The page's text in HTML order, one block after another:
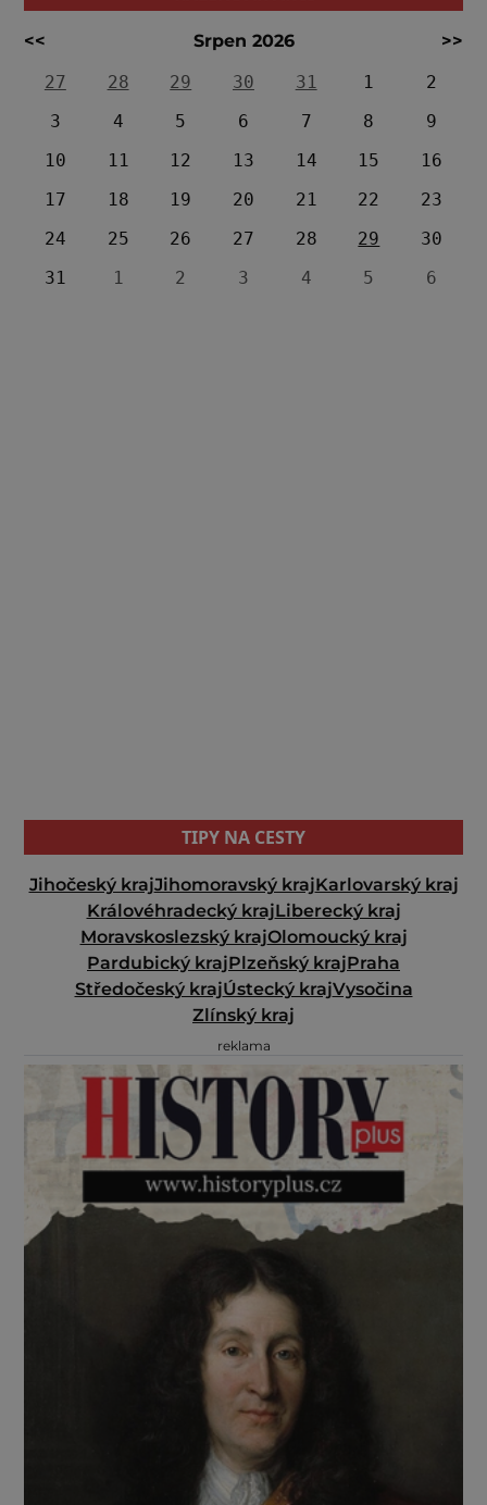
<< Srpen 2026
>>
27
28 29 30 31 1
2
3
4 5 6 7 8
9
10
11 12 13 14 15
16
17
18 19 20 21 22
23
24
25 26 27 28 29
30
31
1 2 3 4 5 6
TIPY NA CESTY
Jihočeský krajJihomoravský krajKarlovarský kraj
Královéhradecký krajLiberecký kraj
Moravskoslezský krajOlomoucký kraj
Pardubický krajPlzeňský krajPraha
Středočeský krajÚstecký krajVysočina
Zlínský kraj
reklama